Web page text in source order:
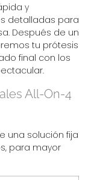
y
detalladas para
Después de un
tu prótesis
final con los
All-On-4
una solución fija
para mayor